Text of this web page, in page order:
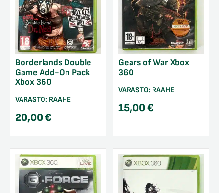
Borderlands Double
Game Add-On Pack
Xbox 360
VARASTO: RAAHE
20,00€
Gears of War Xbox
360
VARASTO: RAAHE
15,00€